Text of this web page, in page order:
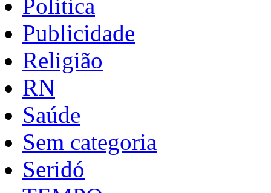
Politica
Publicidade
Religião
RN
Saúde
Sem categoria
Seridó